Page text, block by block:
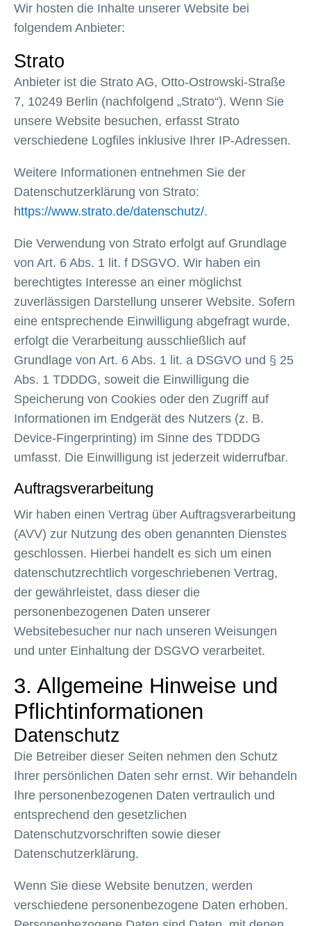
Wir hosten die Inhalte unserer Website bei
folgendem Anbieter:
Strato
Anbieter ist die Strato AG, Otto-Ostrowski-Straße
7, 10249 Berlin (nachfolgend „Strato“). Wenn Sie
unsere Website besuchen, erfasst Strato
verschiedene Logfiles inklusive Ihrer IP-Adressen.
Weitere Informationen entnehmen Sie der
Datenschutzerklärung von Strato:
https://www.strato.de/datenschutz/.
Die Verwendung von Strato erfolgt auf Grundlage
von Art. 6 Abs. 1 lit. f DSGVO. Wir haben ein
berechtigtes Interesse an einer möglichst
zuverlässigen Darstellung unserer Website. Sofern
eine entsprechende Einwilligung abgefragt wurde,
erfolgt die Verarbeitung ausschließlich auf
Grundlage von Art. 6 Abs. 1 lit. a DSGVO und § 25
Abs. 1 TDDDG, soweit die Einwilligung die
Speicherung von Cookies oder den Zugriff auf
Informationen im Endgerät des Nutzers (z. B.
Device-Fingerprinting) im Sinne des TDDDG
umfasst. Die Einwilligung ist jederzeit widerrufbar.
Auftragsverarbeitung
Wir haben einen Vertrag über Auftragsverarbeitung
(AVV) zur Nutzung des oben genannten Dienstes
geschlossen. Hierbei handelt es sich um einen
datenschutzrechtlich vorgeschriebenen Vertrag,
der gewährleistet, dass dieser die
personenbezogenen Daten unserer
Websitebesucher nur nach unseren Weisungen
und unter Einhaltung der DSGVO verarbeitet.
3. Allgemeine Hinweise und
Pflicht­informationen
Datenschutz
Die Betreiber dieser Seiten nehmen den Schutz
Ihrer persönlichen Daten sehr ernst. Wir behandeln
Ihre personenbezogenen Daten vertraulich und
entsprechend den gesetzlichen
Datenschutzvorschriften sowie dieser
Datenschutzerklärung.
Wenn Sie diese Website benutzen, werden
verschiedene personenbezogene Daten erhoben.